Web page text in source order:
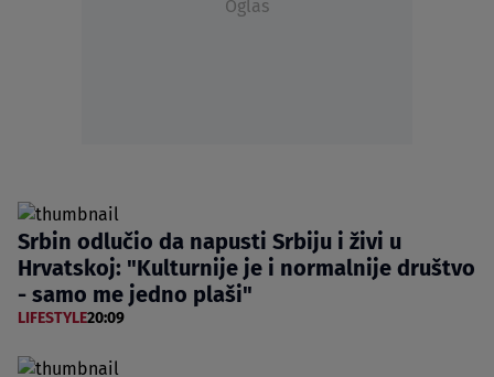
Oglas
Srbin odlučio da napusti Srbiju i živi u
Hrvatskoj: "Kulturnije je i normalnije društvo
- samo me jedno plaši"
LIFESTYLE20:09